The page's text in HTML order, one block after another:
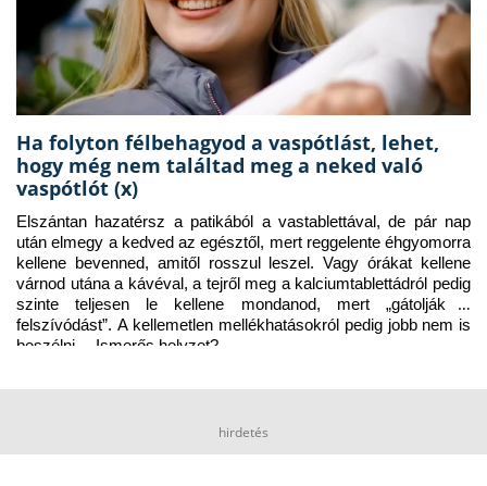
Ha folyton félbehagyod a vaspótlást, lehet,
hogy még nem találtad meg a neked való
vaspótlót (x)
Elszántan hazatérsz a patikából a vastablettával, de pár nap
után elmegy a kedved az egésztől, mert reggelente éhgyomorra
kellene bevenned, amitől rosszul leszel. Vagy órákat kellene
várnod utána a kávéval, a tejről meg a kalciumtablettádról pedig
szinte teljesen le kellene mondanod, mert „gátolják a
felszívódást”. A kellemetlen mellékhatásokról pedig jobb nem is
beszélni… Ismerős helyzet?
hirdetés